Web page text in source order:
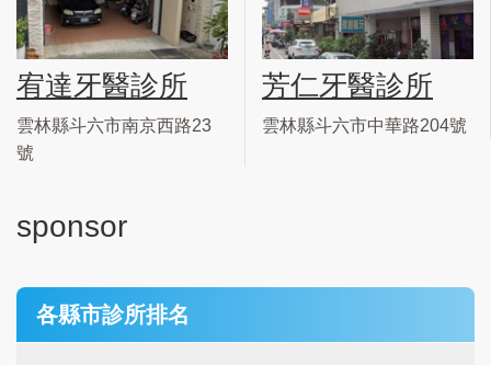
宥達牙醫診所
雲林縣斗六市南京西路23
號
芳仁牙醫診所
雲林縣斗六市中華路204號
sponsor
各縣市診所排名